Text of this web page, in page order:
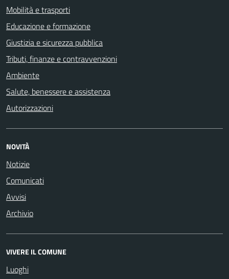
Mobilità e trasporti
Educazione e formazione
Giustizia e sicurezza pubblica
Tributi, finanze e contravvenzioni
Ambiente
Salute, benessere e assistenza
Autorizzazioni
NOVITÀ
Notizie
Comunicati
Avvisi
Archivio
VIVERE IL COMUNE
Luoghi